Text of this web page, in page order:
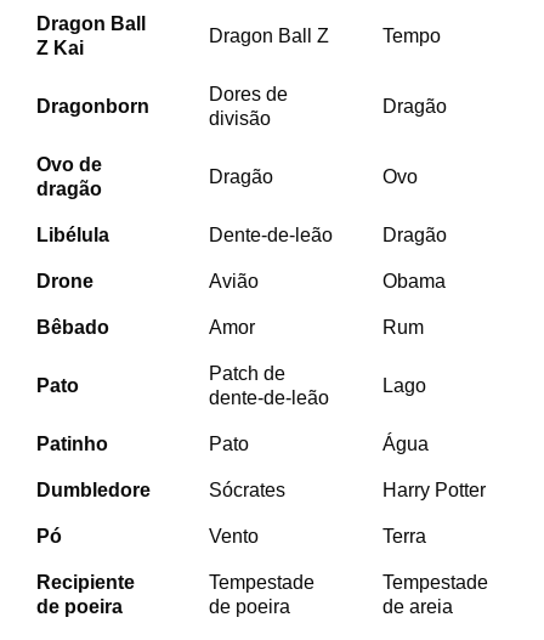
Dragon Ball
Z Kai
Dragon Ball Z Tempo
Dragonborn
Dores de
divisão
Dragão
Ovo de
dragão
Dragão Ovo
Libélula Dente-de-leão Dragão
Drone Avião Obama
Bêbado Amor Rum
Pato
Patch de
dente-de-leão
Lago
Patinho Pato Água
Dumbledore Sócrates Harry Potter
Pó Vento Terra
Recipiente
de poeira
Tempestade
de poeira
Tempestade
de areia